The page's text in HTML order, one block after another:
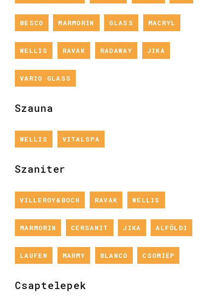
BESCO MARMORIN GLASS MACRYL
WELLIS RAVAK RADAWAY JIKA
VARIO GLASS
Szauna
WELLIS VITALSPA
Szaniter
VILLEROY&BOCH RAVAK WELLIS
MARMORIN CERSANIT JIKA ALFÖLDI
LAUFEN MARMY BLANCO CSOMIÉP
Csaptelepek